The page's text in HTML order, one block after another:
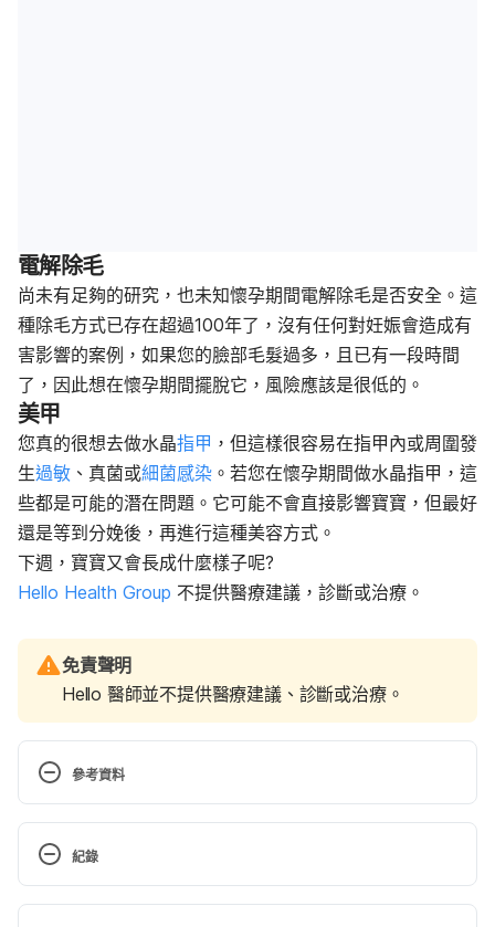
電解除毛
尚未有足夠的研究，也未知懷孕期間電解除毛是否安全。這
種除毛方式已存在超過100年了，沒有任何對妊娠會造成有
害影響的案例，如果您的臉部毛髮過多，且已有一段時間
了，因此想在懷孕期間擺脫它，風險應該是很低的。
美甲
您真的很想去做水晶指甲 ，但這樣很容易在指甲內或周圍發
生過敏 、真菌或細菌感染 。若您在懷孕期間做水晶指甲，這
些都是可能的潛在問題。它可能不會直接影響寶寶，但最好
還是等到分娩後，再進行這種美容方式。
下週，寶寶又會長成什麼樣子呢?
Hello Health Group 不提供醫療建議，診斷或治療。
免責聲明
Hello 醫師並不提供醫療建議、診斷或治療。
參考資料
http://www.babycenter.com/slideshow-baby-size.
紀錄